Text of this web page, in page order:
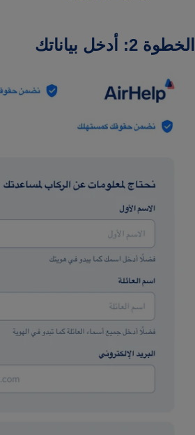
الخطوة 2: أدخل بياناتك